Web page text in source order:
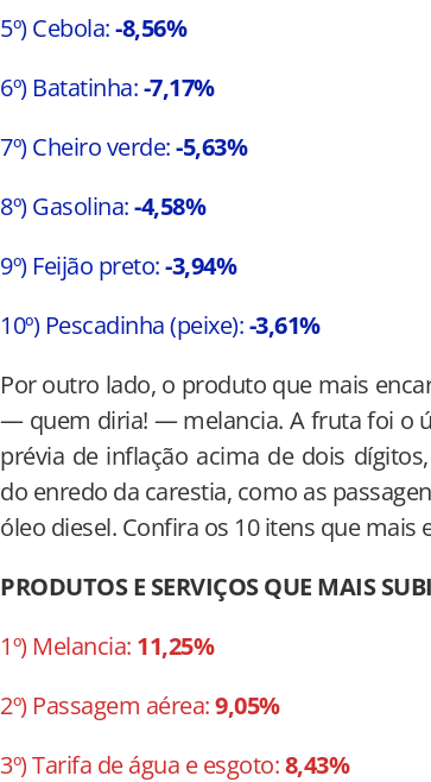
5º) Cebola:-8,56%
6º) Batatinha:-7,17%
7º) Cheiro verde:-5,63%
8º) Gasolina:-4,58%
9º) Feijão preto:-3,94%
10º) Pescadinha (peixe):-3,61%
Por outro lado, o produto que mais
— quem diria! — melancia. A fruta foi o
prévia de inflação acima de dois
do enredo da carestia, como as
óleo diesel. Confira os 10 itens que mais
PRODUTOS E SERVIÇOS QUE MAIS
1º) Melancia: 11,25%
2º) Passagem aérea:9,05%
3º) Tarifa de água e esgoto:8,43%